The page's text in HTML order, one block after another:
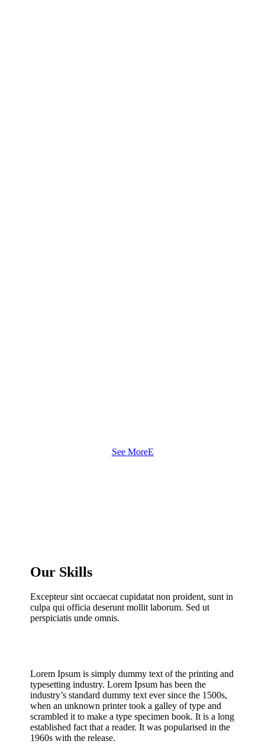
See More
Our Skills
Excepteur sint occaecat cupidatat non proident, sunt in
culpa qui officia deserunt mollit laborum. Sed ut
perspiciatis unde omnis.
Lorem Ipsum is simply dummy text of the printing and
typesetting industry. Lorem Ipsum has been the
industry’s standard dummy text ever since the 1500s,
when an unknown printer took a galley of type and
scrambled it to make a type specimen book. It is a long
established fact that a reader. It was popularised in the
1960s with the release.